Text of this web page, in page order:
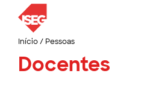
Início/ Pessoas
Docentes